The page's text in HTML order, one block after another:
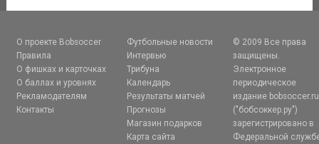
О проекте Bobsoccer
Правила
О фишках и карточках
О баллах и уровнях
Рекламодателям
Контакты
Футбольные новости
Интервью
Трибуна
Календарь
Результаты матчей
Прогнозы
Магазин подарков
Карта сайта
© 2009 Все права
защищены.
Электронное
периодическое
издание bobsoccer.ru
("бобсоккер.ру")
зарегистрировано в
Федеральной